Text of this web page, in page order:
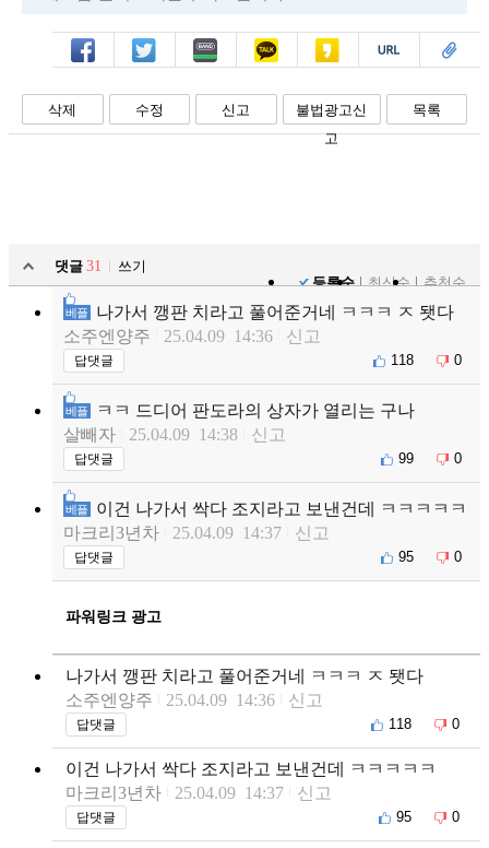
페북 트윗 밴드 카톡 카스 복사 스크랩
삭제 수정 신고
불법광고신
고
목록
댓글 31
쓰기
등록순
최신순 추천순
베플
나가서 깽판 치라고 풀어준거네 ㅋㅋㅋ ㅈ 됏다
소주엔양주
25.04.09 14:36 신고
답댓글 118 0
베플
ㅋㅋ 드디어 판도라의 상자가 열리는 구나
살빼자
25.04.09 14:38 신고
답댓글 99 0
베플
이건 나가서 싹다 조지라고 보낸건데 ㅋㅋㅋㅋㅋ
마크리3년차
25.04.09 14:37 신고
답댓글 95 0
파워링크 광고
나가서 깽판 치라고 풀어준거네 ㅋㅋㅋ ㅈ 됏다
소주엔양주
25.04.09 14:36 신고
답댓글 118 0
이건 나가서 싹다 조지라고 보낸건데 ㅋㅋㅋㅋㅋ
마크리3년차
25.04.09 14:37 신고
답댓글 95 0